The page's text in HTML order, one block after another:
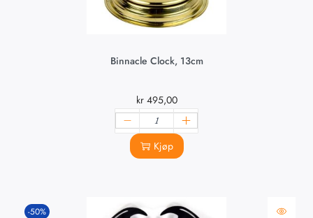
Binnacle Clock, 13cm
kr495,00
Kjøp
-50%